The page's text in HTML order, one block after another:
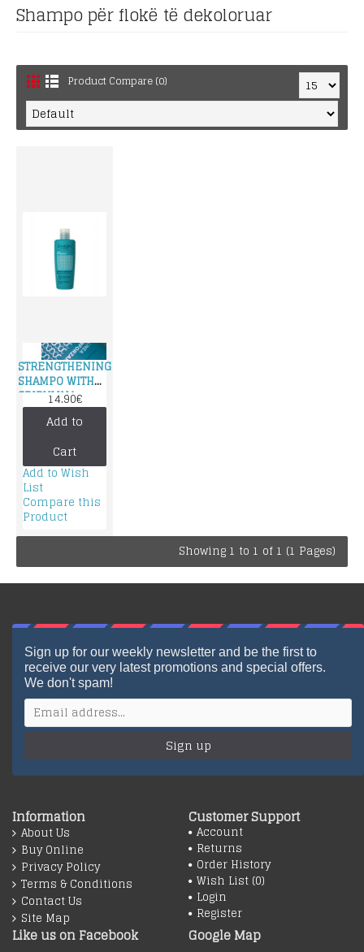
Shampo për flokë të dekoloruar
Product Compare (0)
STRENGTHENING
SHAMPO WITH
SPIRULINA
14.90€
Add to
Cart
Add to Wish
List
Compare this
Product
Showing 1 to 1 of 1 (1 Pages)
Sign up for our weekly newsletter and be the first to
receive our very latest promotions and special offers.
We don't spam!
Sign up
Information
About Us
Buy Online
Privacy Policy
Terms & Conditions
Contact Us
Site Map
Customer Support
Account
Returns
Order History
Wish List (0)
Login
Register
Like us on Facebook Google Map